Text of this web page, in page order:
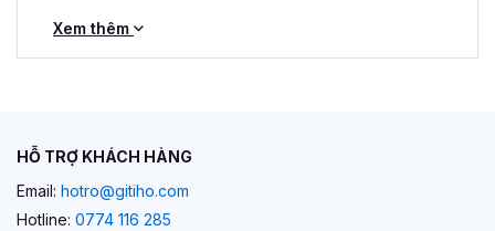
Xem thêm
HỖ TRỢ KHÁCH HÀNG
Email: hotro@gitiho.com
Hotline: 0774 116 285